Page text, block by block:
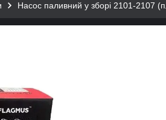
Насос паливний у зборі 2101-2107